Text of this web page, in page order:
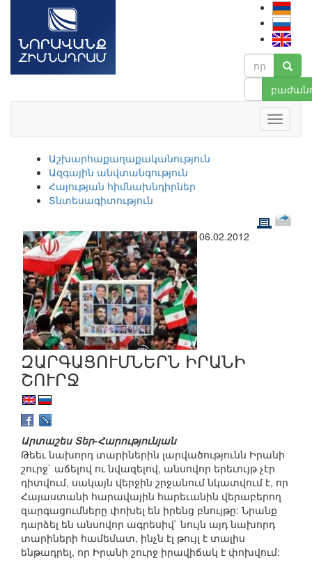
Աշխարհաքաղաքականություն
Ազգային անվտանգություն
Հայության հիմնախնդիրներ
Տնտեսագիտություն
06.02.2012
ԶԱՐԳԱՑՈՒՄՆԵՐՆ ԻՐԱՆԻ
ՇՈՒՐՋ
Արտաշես Տեր-Հարությունյան
Թեեւ նախորդ տարիներին լարվածությունն Իրանի
շուրջ` աճելով ու նվազելով, անսովոր երեւույթ չէր
դիտվում, սակայն վերջին շրջանում նկատվում է, որ
Հայաստանի հարավային հարեւանին վերաբերող
զարգացումները փոխել են իրենց բնույթը: Նրանք
դարձել են անսովոր ագրեսիվ` նույն այդ նախորդ
տարիների համեմատ, ինչն էլ թույլ է տալիս
ենթադրել, որ Իրանի շուրջ իրավիճակ է փոխվում: